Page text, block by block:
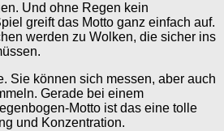
Und ohne Regen kein
greift das Motto ganz einfach auf.
werden zu Wolken, die sicher ins
Sie können sich messen, aber auch
Gerade bei einem
Motto ist das eine tolle
und Konzentration.